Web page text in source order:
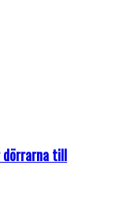
dörrarna till